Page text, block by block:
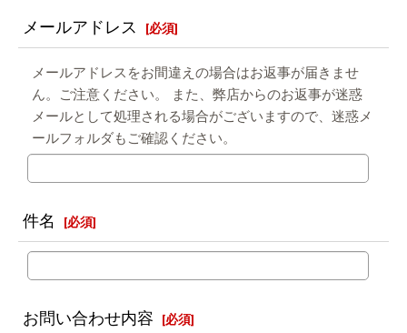
メールアドレス [必須]
メールアドレスをお間違えの場合はお返事が届きませ
ん。ご注意ください。 また、弊店からのお返事が迷惑
メールとして処理される場合がございますので、迷惑メ
ールフォルダもご確認ください。
件名 [必須]
お問い合わせ内容 [必須]